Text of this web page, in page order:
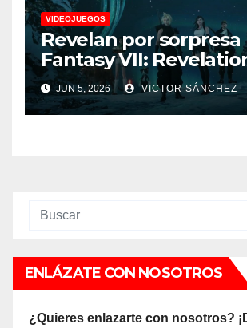
VIDEOJUEGOS
Revelan por sorpresa
Fantasy VII:
JUN 5, 2026 VICTOR SÁNCHEZ
ENLÁZATE CON NOSOTROS
¿Quieres enlazarte con nosotros?